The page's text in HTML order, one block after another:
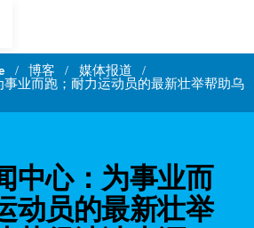
/ 博客 / 媒体报道 /
业而跑；耐力运动员的最新壮举帮助乌
中心：为事业而
动员的最新壮举